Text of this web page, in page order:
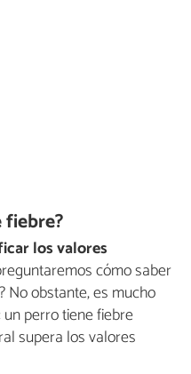
fiebre?
los valores
cómo saber
No obstante, es mucho
perro tiene fiebre
supera los valores